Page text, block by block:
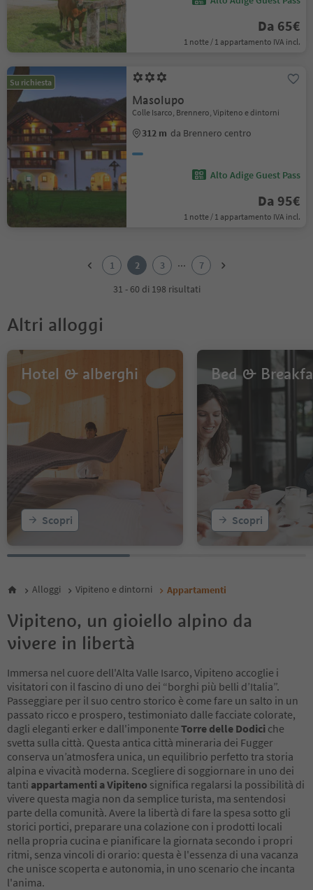
Da 65€
1 notte / 1 appartamento IVA incl.
Su richiesta
Masolupo
Colle Isarco, Brennero, Vipiteno e dintorni
312 m da Brennero centro
Alto Adige Guest Pass
Da 95€
1 notte / 1 appartamento IVA incl.
7
1 2 3 ...
7
31 - 60 di 198 risultati
Altri alloggi
Hotel & alberghi
Scopri
Bed &
Scopri
Alloggi Vipiteno e dintorni Appartamenti
Vipiteno, un gioiello alpino da
vivere in libertà
Immersa nel cuore dell'Alta Valle Isarco, Vipiteno accoglie i
visitatori con il fascino di uno dei “borghi più belli d’Italia”.
Passeggiare per il suo centro storico è come fare un salto in un
passato ricco e prospero, testimoniato dalle facciate colorate,
dagli eleganti erker e dall'imponente Torre delle Dodici che
svetta sulla città. Questa antica città mineraria dei Fugger
conserva un’atmosfera unica, un equilibrio perfetto tra storia
alpina e vivacità moderna. Scegliere di soggiornare in uno dei
tanti appartamenti a Vipiteno significa regalarsi la possibilità di
vivere questa magia non da semplice turista, ma sentendosi
parte della comunità. Avere la libertà di fare la spesa sotto gli
storici portici, preparare una colazione con i prodotti locali
nella propria cucina e pianificare la giornata secondo i propri
ritmi, senza vincoli di orario: questa è l'essenza di una vacanza
che unisce scoperta e autonomia, in uno scenario che incanta
l'anima.